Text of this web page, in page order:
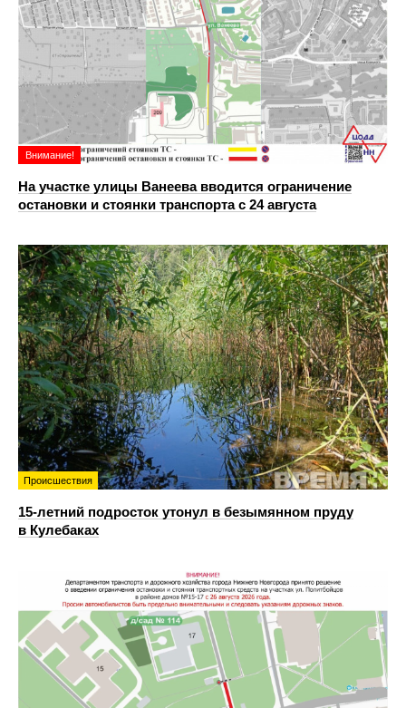
Внимание!
На участке улицы Ванеева вводится ограничение
остановки и стоянки транспорта с 24 августа
Происшествия
15-летний подросток утонул в безымянном пруду
в Кулебаках